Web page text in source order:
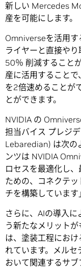
新しい Mercedes
産を可能にします。
Omniverseを活用
ライヤーと直接や
50％ 削減すること
産に活用すること
を2倍速めることが
とができます。
NVIDIA の
担当バイス プレジ
Lebaredian) は次の
ンツは NVIDIA
ロセスを最適化し
ための、コネクテ
チを構築しています」
さらに、AIの導入
う新たなメリット
は、塗装工程にお
れています。メル
おいて関連するサ